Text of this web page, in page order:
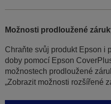
Možnosti prodloužené
Chraňte svůj produkt Epson i
doby pomocí Epson
možnostech prodloužené
„Zobrazit možnosti rozšířené